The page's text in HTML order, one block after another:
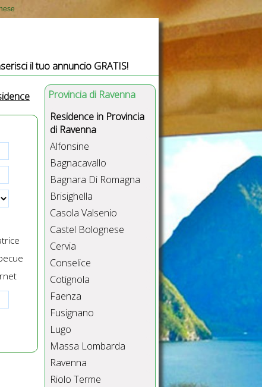
il tuo annuncio GRATIS!
Provincia di Ravenna
Residence in Provincia
di Ravenna
Alfonsine
Bagnacavallo
Bagnara Di Romagna
Brisighella
Casola Valsenio
Castel Bolognese
Cervia
Conselice
Cotignola
Faenza
Fusignano
Lugo
Massa Lombarda
Ravenna
Riolo Terme